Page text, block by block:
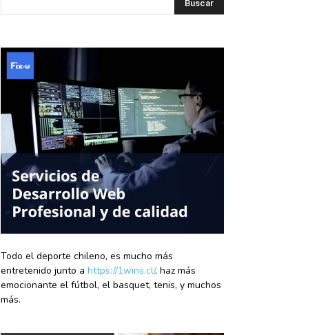
Todo el deporte chileno, es mucho más
entretenido junto a https://1wins.cl/, haz más
emocionante el fútbol, el basquet, tenis, y muchos
más.